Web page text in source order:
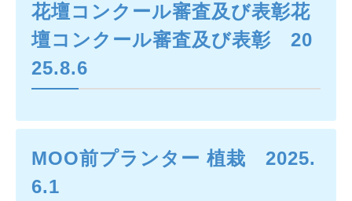
花壇コンクール審査及び表彰花
壇コンクール審査及び表彰 20
25.8.6
MOO前プランター 植栽 2025.
6.1